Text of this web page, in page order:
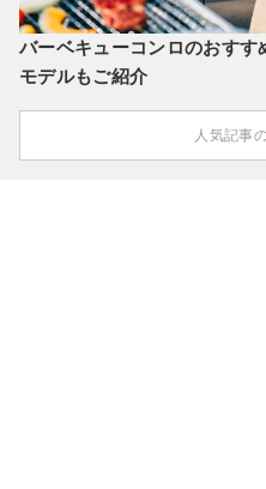
バーベキューコンロのおす
モデルもご紹介
人気記事